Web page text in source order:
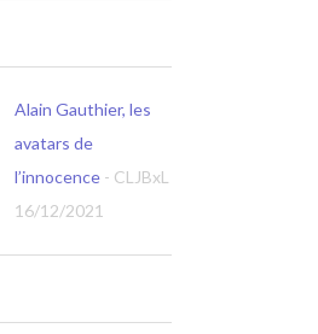
Alain Gauthier, les
avatars de
l’innocence - CLJBxL
16/12/2021